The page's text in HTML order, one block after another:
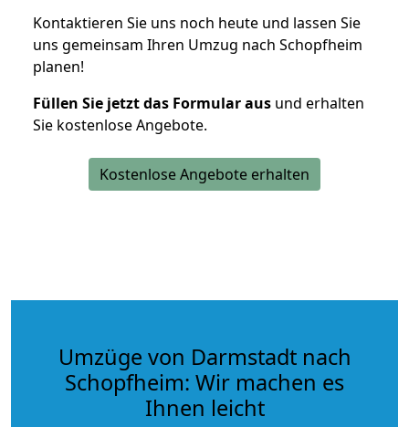
Kontaktieren Sie uns noch heute und lassen Sie
uns gemeinsam Ihren Umzug nach Schopfheim
planen!
Füllen Sie jetzt das Formular aus und erhalten
Sie kostenlose Angebote.
Kostenlose Angebote erhalten
Umzüge von Darmstadt nach
Schopfheim: Wir machen es
Ihnen leicht